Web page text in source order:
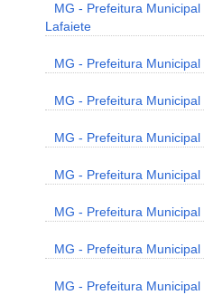
MG - Prefeitura
Lafaiete
MG - Prefeitura
MG - Prefeitura
MG - Prefeitura
MG - Prefeitura
MG - Prefeitura
MG - Prefeitura
MG - Prefeitura